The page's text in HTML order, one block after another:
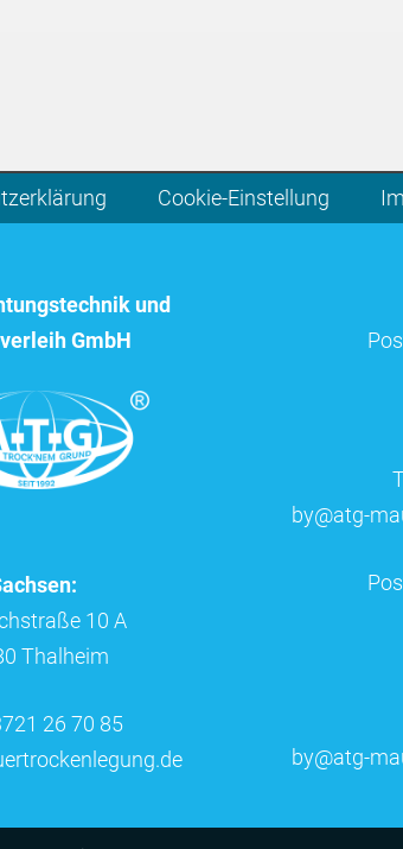
Cookie-Einstellung
und
GmbH
10 A
Thalheim
26 70 85
by@atg-
by@atg-